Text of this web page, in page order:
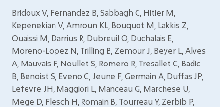
Bridoux V, Fernandez B, Sabbagh C, Hitier M,
Kepenekian V, Amroun KL, Bouquot M, Lakkis Z,
Ouaissi M, Darrius R, Dubreuil O, Duchalais E,
Moreno-Lopez N, Trilling B, Zemour J, Beyer L, Alves
A, Mauvais F, Noullet S, Romero R, Tresallet C, Badic
B, Benoist S, Eveno C, Jeune F, Germain A, Duffas JP,
Lefevre JH, Maggiori L, Manceau G, Marchese U,
Mege D, Flesch H, Romain B, Tourreau Y, Zerbib P,